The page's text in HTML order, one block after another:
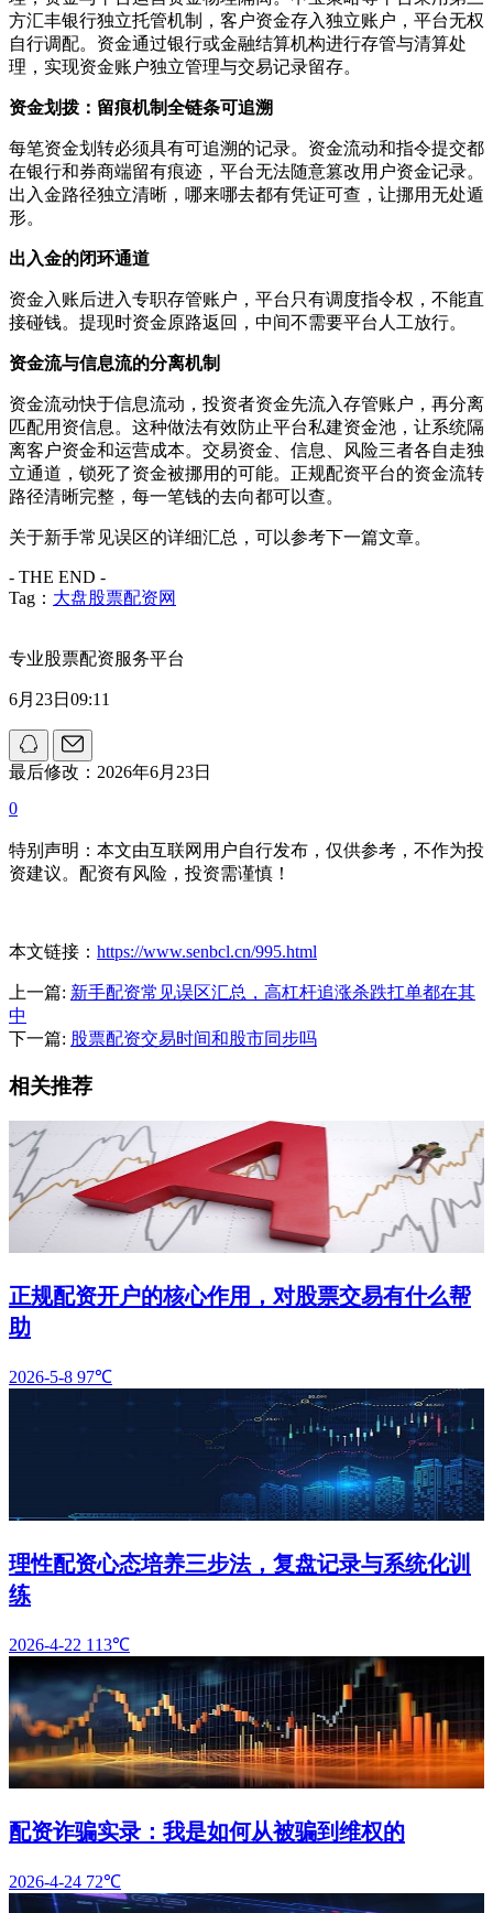
方汇丰银行独立托管机制，客户资金存入独立账户，平台无权
自行调配。资金通过银行或金融结算机构进行存管与清算处
理，实现资金账户独立管理与交易记录留存。
资金划拨：留痕机制全链条可追溯
每笔资金划转必须具有可追溯的记录。资金流动和指令提交都
在银行和券商端留有痕迹，平台无法随意篡改用户资金记录。
出入金路径独立清晰，哪来哪去都有凭证可查，让挪用无处遁
形。
出入金的闭环通道
资金入账后进入专职存管账户，平台只有调度指令权，不能直
接碰钱。提现时资金原路返回，中间不需要平台人工放行。
资金流与信息流的分离机制
资金流动快于信息流动，投资者资金先流入存管账户，再分离
匹配用资信息。这种做法有效防止平台私建资金池，让系统隔
离客户资金和运营成本。交易资金、信息、风险三者各自走独
立通道，锁死了资金被挪用的可能。正规配资平台的资金流转
路径清晰完整，每一笔钱的去向都可以查。
关于新手常见误区的详细汇总，可以参考下一篇文章。
- THE END -
Tag： 大盘股票配资网
专业股票配资服务平台
6月23日09:11
最后修改：2026年6月23日
0
特别声明：本文由互联网用户自行发布，仅供参考，不作为投
资建议。配资有风险，投资需谨慎！
本文链接： https://www.senbcl.cn/995.html
上一篇: 新手配资常见误区汇总，高杠杆追涨杀跌扛单都在其
中
下一篇: 股票配资交易时间和股市同步吗
相关推荐
正规配资开户的核心作用，对股票交易有什么帮
助
2026-5-8 97℃
理性配资心态培养三步法，复盘记录与系统化训
练
2026-4-22 113℃
配资诈骗实录：我是如何从被骗到维权的
2026-4-24 72℃